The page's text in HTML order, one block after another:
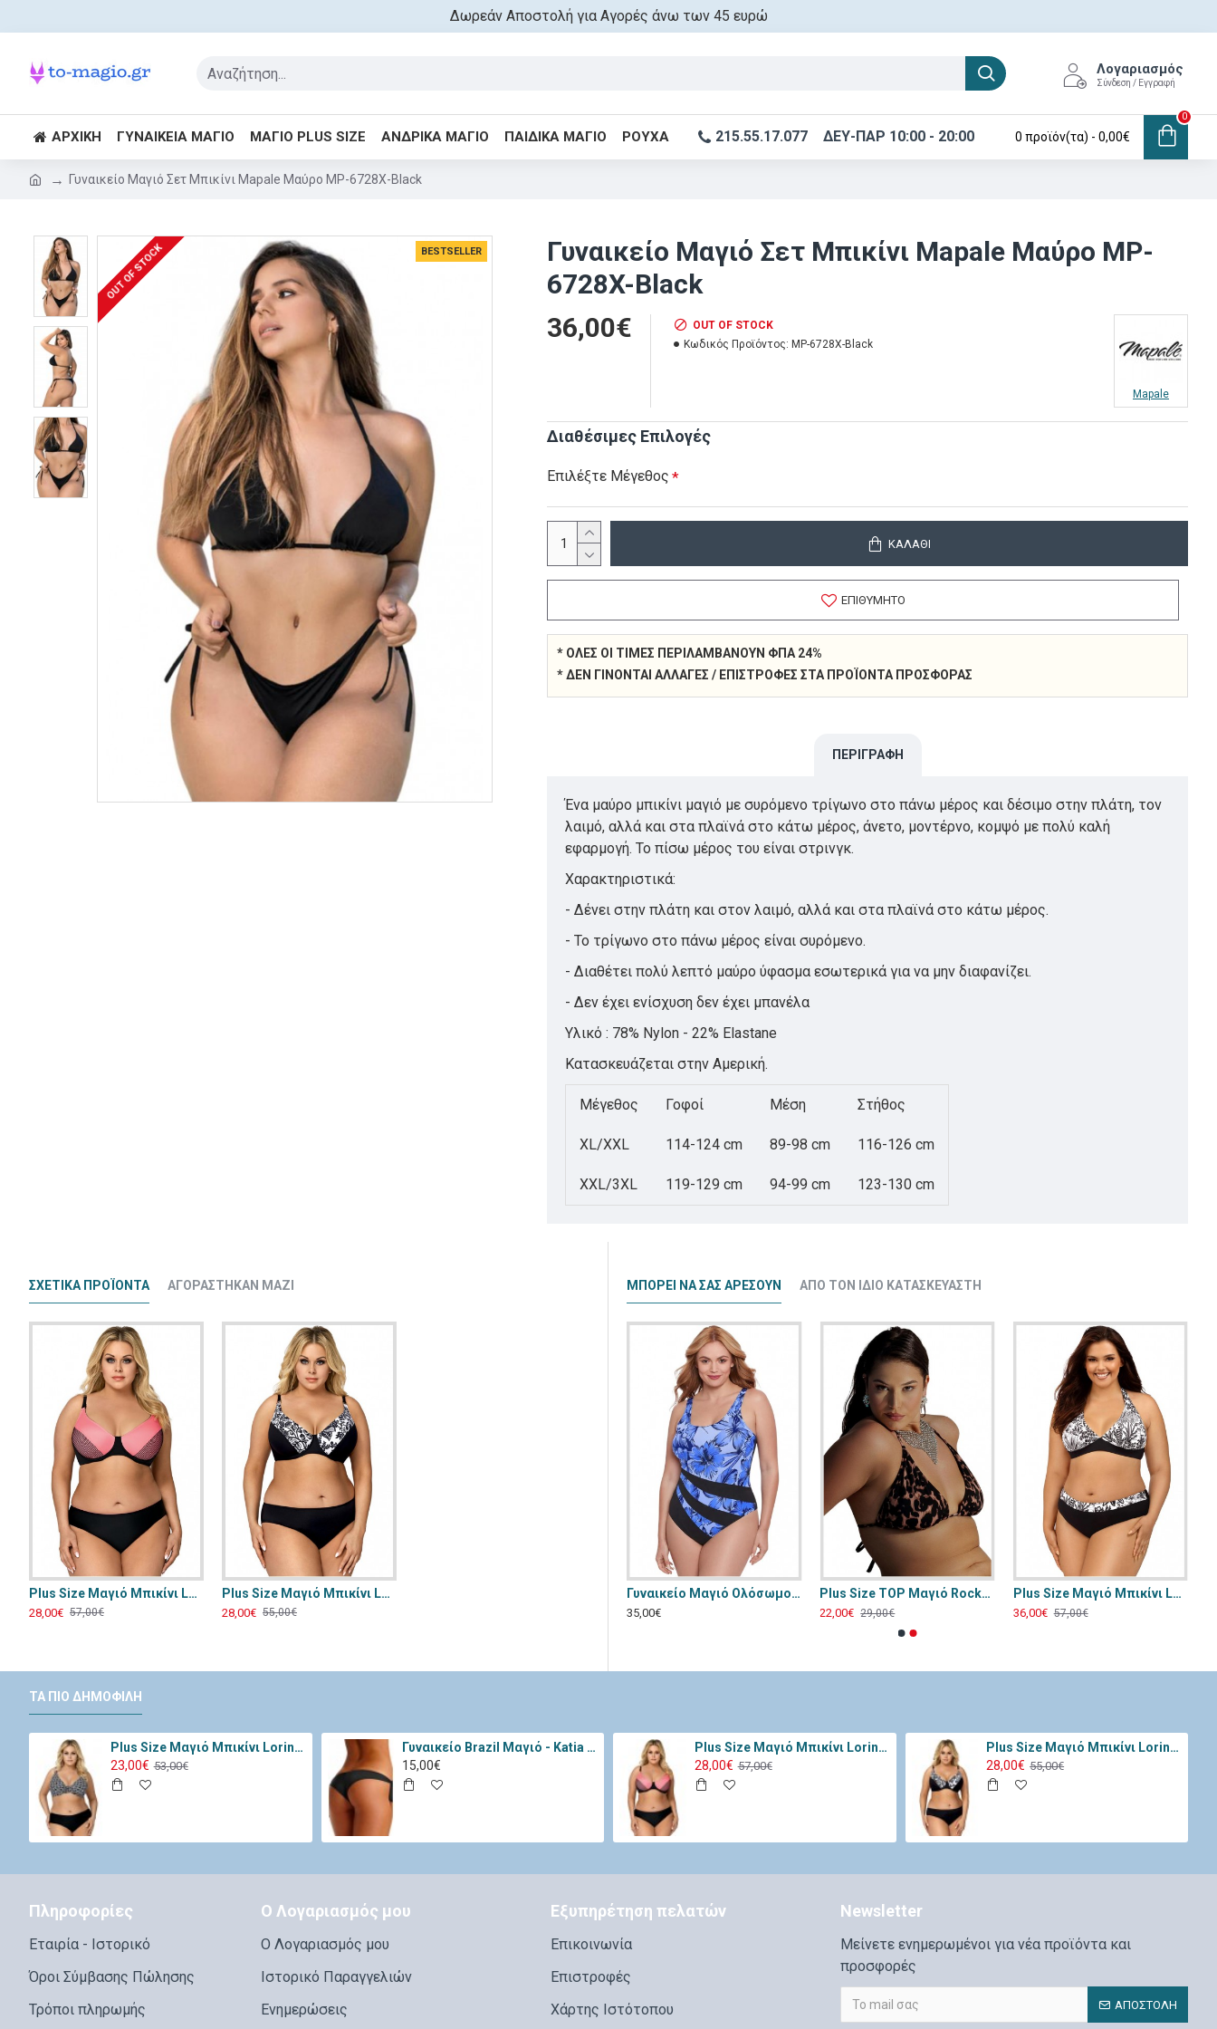
Δωρεάν Αποστολή για Αγορές άνω των 45 ευρώ
Λογαριασμός
Σύνδεση / Εγγραφή
ΑΡΧΙΚΉ ΓΥΝΑΙΚΕΊΑ ΜΑΓΙΌ ΜΑΓΙΌ PLUS SIZE ΑΝΔΡΙΚΆ ΜΑΓΙΌ ΠΑΙΔΙΚΆ ΜΑΓΙΌ ΡΟΎΧΑ 215.55.17.077 ΔΕΥ-ΠΑΡ 10:00 - 20:00 0 προϊόν(τα) - 0,00€
0
Γυναικείο Μαγιό Σετ Μπικίνι Mapale Μαύρο MP-6728X-Black
BESTSELLER
OUT OF STOCK
Γυναικείο Μαγιό Σετ Μπικίνι Mapale Μαύρο MP-
6728X-Black
36,00€
OUT OF STOCK
Κωδικός Προϊόντος: MP-6728X-Black
Mapale
Διαθέσιμες Επιλογές
Επιλέξτε Μέγεθος
ΚΑΛΆΘΙ
ΕΠΙΘΥΜΗΤΌ
* ΌΛΕΣ ΟΙ ΤΙΜΈΣ ΠΕΡΙΛΑΜΒΆΝΟΥΝ ΦΠΑ 24%
* ΔΕΝ ΓΊΝΟΝΤΑΙ ΑΛΛΑΓΈΣ / ΕΠΙΣΤΡΟΦΈΣ ΣΤΑ ΠΡΟΪΌΝΤΑ ΠΡΟΣΦΟΡΆΣ
ΠΕΡΙΓΡΑΦΉ
Ένα μαύρο μπικίνι μαγιό με συρόμενο τρίγωνο στο πάνω μέρος και δέσιμο στην πλάτη, τον
λαιμό, αλλά και στα πλαϊνά στο κάτω μέρος, άνετο, μοντέρνο, κομψό με πολύ καλή
εφαρμογή. Το πίσω μέρος του είναι στρινγκ.
Χαρακτηριστικά:
- Δένει στην πλάτη και στον λαιμό, αλλά και στα πλαϊνά στο κάτω μέρος.
- Το τρίγωνο στο πάνω μέρος είναι συρόμενο.
- Διαθέτει πολύ λεπτό μαύρο ύφασμα εσωτερικά για να μην διαφανίζει.
- Δεν έχει ενίσχυση δεν έχει μπανέλα
Υλικό : 78% Nylon - 22% Elastane
Κατασκευάζεται στην Αμερική.
Μέγεθος Γοφοί Μέση Στήθος
XL/XXL 114-124 cm 89-98 cm 116-126 cm
XXL/3XL 119-129 cm 94-99 cm 123-130 cm
ΣΧΕΤΙΚΆ ΠΡΟΪΟΝΤΑ ΑΓΟΡΆΣΤΗΚΑΝ ΜΑΖΊ
Plus Size Μαγιό Μπικίνι Lorin Μαύρο Ροζ L-3066
28,00€ 57,00€
Plus Size Μαγιό Μπικίνι Lorin Μαύρο Λευκό L-3068
28,00€ 55,00€
ΜΠΟΡΕΊ ΝΑ ΣΑΣ ΑΡΈΣΟΥΝ ΑΠΌ ΤΟΝ ΊΔΙΟ ΚΑΤΑΣΚΕΥΑΣΤΉ
Γυναικείο Μαγιό Ολόσωμο Annamu Μπλε A-1075
35,00€
Plus Size TOP Μαγιό RockClub Λεοπαρ BP-1649
22,00€ 29,00€
Plus Size Μαγιό Μπικίνι Lorin Μαύρο L-1206
36,00€ 57,00€
ΤΑ ΠΙΟ ΔΗΜΟΦΙΛΉ
Plus Size Μαγιό Μπικίνι Lorin Μαύρο Λευκό L-3065
23,00€ 53,00€
Γυναικείο Brazil Μαγιό - Katia Μαύρο 11334-Black
15,00€
Plus Size Μαγιό Μπικίνι Lorin Μαύρο Ροζ L-3066
28,00€ 57,00€
Plus Size Μαγιό Μπικίνι Lorin Μαύρο Λευκό L-3068
28,00€ 55,00€
Πληροφορίες
Εταιρία - Ιστορικό
Όροι Σύμβασης Πώλησης
Τρόποι πληρωμής
Ο Λογαριασμός μου
Ο Λογαριασμός μου
Ιστορικό Παραγγελιών
Ενημερώσεις
Εξυπηρέτηση πελατών
Επικοινωνία
Επιστροφές
Χάρτης Ιστότοπου
Newsletter
Μείνετε ενημερωμένοι για νέα προϊόντα και
προσφορές
ΑΠΟΣΤΟΛΉ